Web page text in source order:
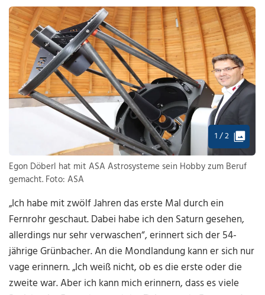
1 / 2
Egon Döberl hat mit ASA Astrosysteme sein Hobby zum Beruf
gemacht. Foto: ASA
„Ich habe mit zwölf Jahren das erste Mal durch ein
Fernrohr geschaut. Dabei habe ich den Saturn gesehen,
allerdings nur sehr verwaschen“, erinnert sich der 54-
jährige Grünbacher. An die Mondlandung kann er sich nur
vage erinnern. „Ich weiß nicht, ob es die erste oder die
zweite war. Aber ich kann mich erinnern, dass es viele